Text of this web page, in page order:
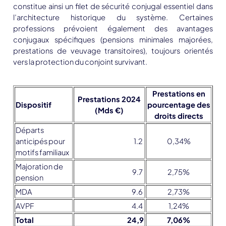
constitue ainsi un filet de sécurité conjugal essentiel dans
l’architecture historique du système. Certaines
professions prévoient également des avantages
conjugaux spécifiques(pensions minimales majorées,
prestations de veuvage transitoires), toujours orientés
vers la protection du conjoint survivant.
Dispositif
Prestations 2024
(Mds €)
Prestations en
pourcentage des
droits directs
Départs
anticipés pour
motifs familiaux
1.2 0,34%
Majoration de
pension
9.7 2,75%
MDA 9.6
2,73%
AVPF
4.4
1,24%
Total
24,9 7,06%